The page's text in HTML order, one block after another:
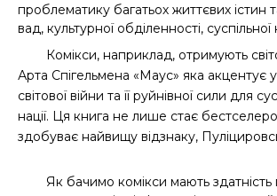
проблематику багатьох життєвих істин
вад, культурної обділенності, суспільної
Комікси, наприклад, отримують
Арта Спігельмена «Маус» яка акцентує
світової війни та її руйнівної сили для
нації. Ця книга не лише стає
здобуває найвищу відзнаку,
Як бачимо комікси мають здатність